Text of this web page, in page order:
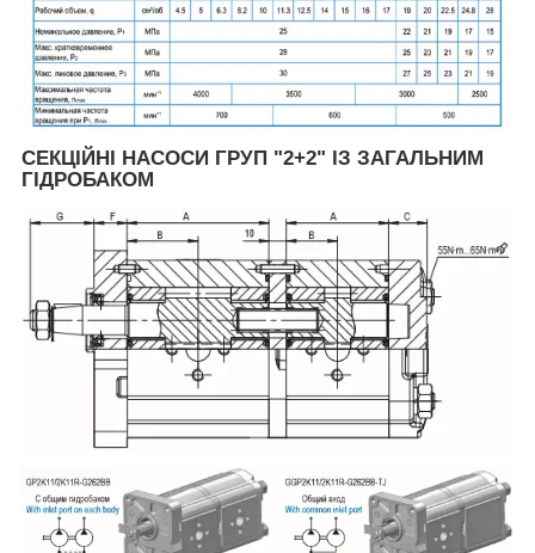
СЕКЦІЙНІ НАСОСИ ГРУП "2+2" ІЗ ЗАГАЛЬНИМ
ГІДРОБАКОМ